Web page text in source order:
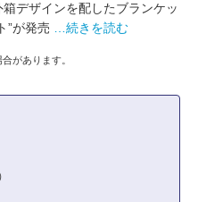
デザインを配したブランケッ
”が発売
…続きを読む
があります。